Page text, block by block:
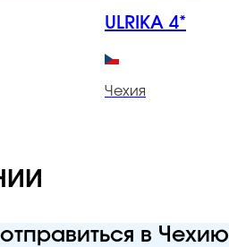
ULRIKA 4*
Чехия
в Чехию